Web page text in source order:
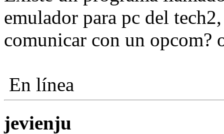
emulador para pc del
comunicar con un opcom?
En línea
jevienju